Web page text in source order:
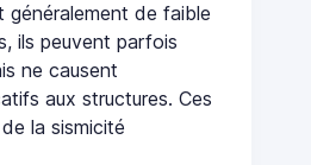
généralement de faible
ils peuvent parfois
ne causent
aux structures. Ces
la sismicité